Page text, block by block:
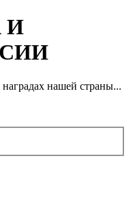
И
нашей страны...